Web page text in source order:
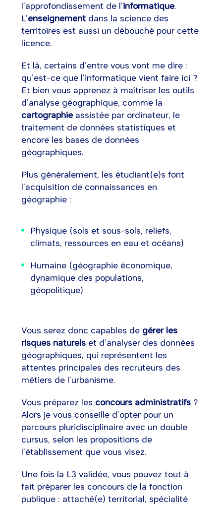
l’approfondissement de l’informatique.
L’enseignementdans la science des
territoires est aussi un débouché pour cette
licence.
Et là, certains d’entre vous vont me dire :
qu’est-ce que l’informatique vient faire ici ?
Et bien vous apprenez à maîtriser les outils
d’analyse géographique, comme la
cartographieassistée par ordinateur, le
traitement de données statistiques et
encore les bases de données
géographiques.
Plus généralement, les étudiant(e)s font
l’acquisition de connaissances en
géographie :
Physique (sols et sous-sols, reliefs,
climats, ressources en eau et océans)
Humaine (géographie économique,
dynamique des populations,
géopolitique)
Vous serez donc capables de gérer les
risques naturels et d’analyser des données
géographiques, qui représentent les
attentes principales des recruteurs des
métiers de l’urbanisme.
Vous préparez les concours administratifs?
Alors je vous conseille d’opter pour un
parcours pluridisciplinaire avec un double
cursus, selon les propositions de
l’établissement que vous visez.
Une fois la L3 validée, vous pouvez tout à
fait préparer les concours de la fonction
publique : attaché(e) territorial, spécialité